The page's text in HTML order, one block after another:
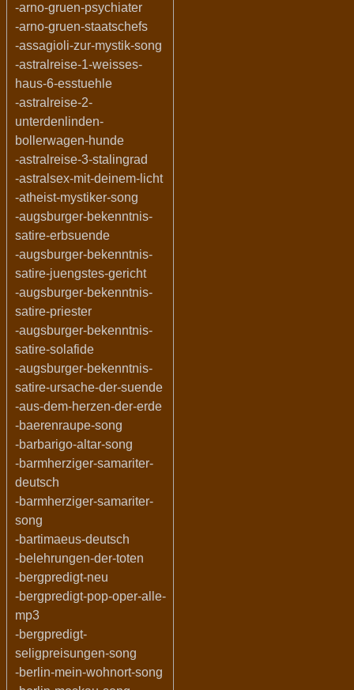
-arno-gruen-psychiater
-arno-gruen-staatschefs
-assagioli-zur-mystik-song
-astralreise-1-weisses-
haus-6-esstuehle
-astralreise-2-
unterdenlinden-
bollerwagen-hunde
-astralreise-3-stalingrad
-astralsex-mit-deinem-licht
-atheist-mystiker-song
-augsburger-bekenntnis-
satire-erbsuende
-augsburger-bekenntnis-
satire-juengstes-gericht
-augsburger-bekenntnis-
satire-priester
-augsburger-bekenntnis-
satire-solafide
-augsburger-bekenntnis-
satire-ursache-der-suende
-aus-dem-herzen-der-erde
-baerenraupe-song
-barbarigo-altar-song
-barmherziger-samariter-
deutsch
-barmherziger-samariter-
song
-bartimaeus-deutsch
-belehrungen-der-toten
-bergpredigt-neu
-bergpredigt-pop-oper-alle-
mp3
-bergpredigt-
seligpreisungen-song
-berlin-mein-wohnort-song